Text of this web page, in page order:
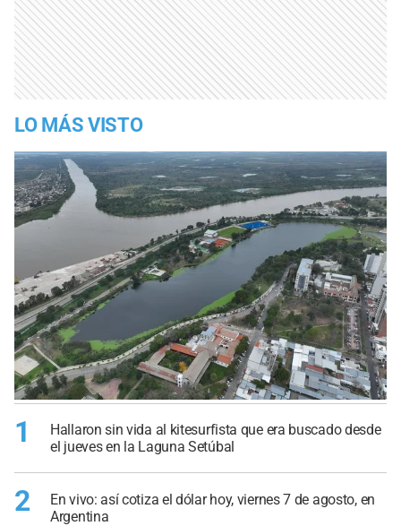
LO MÁS VISTO
1
Hallaron sin vida al kitesurfista que era buscado desde
el jueves en la Laguna Setúbal
2
En vivo: así cotiza el dólar hoy, viernes 7 de agosto, en
Argentina